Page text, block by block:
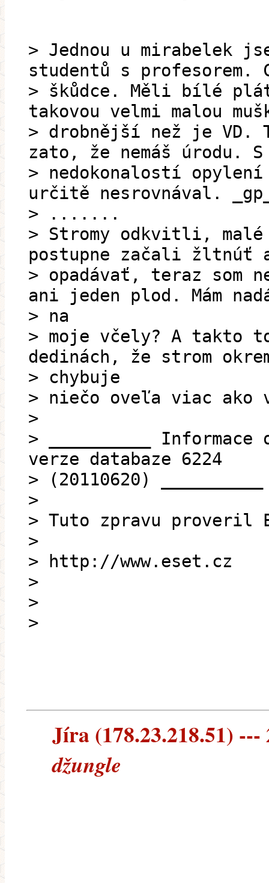
> Jednou u mirabelek
studentů s profesorem.
> škůdce. Měli bílé
takovou velmi malou
> drobnější než je VD.
zato, že nemáš úrodu. S
> nedokonalostí
určitě nesrovnával.
> .......
> Stromy odkvitli,
postupne začali žltnúť
> opadávať, teraz som
ani jeden plod. Mám
> na
> moje včely? A takto
dedinách, že strom
> chybuje
> niečo oveľa viac ako
>
> __________
verze databaze 6224
> (20110620) __________
>
> Tuto zpravu proveril
>
> http://www.eset.cz
>
>
>
Jíra (178.23.218.51) ---
džungle